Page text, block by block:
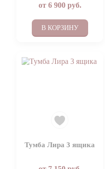
от 6 900руб.
В КОРЗИНУ
Тумба Лира 3 ящика